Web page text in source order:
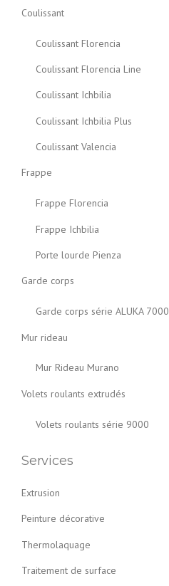
Coulissant
Coulissant Florencia
Coulissant Florencia Line
Coulissant Ichbilia
Coulissant Ichbilia Plus
Coulissant Valencia
Frappe
Frappe Florencia
Frappe Ichbilia
Porte lourde Pienza
Garde corps
Garde corps série ALUKA 7000
Mur rideau
Mur Rideau Murano
Volets roulants extrudés
Volets roulants série 9000
Services
Extrusion
Peinture décorative
Thermolaquage
Traitement de surface